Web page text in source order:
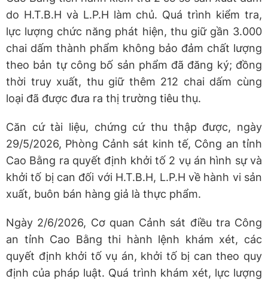
do H.T.B.H và L.P.H làm chủ. Quá trình kiểm tra,
lực lượng chức năng phát hiện, thu giữ gần 3.000
chai dấm thành phẩm không bảo đảm chất lượng
theo bản tự công bố sản phẩm đã đăng ký; đồng
thời truy xuất, thu giữ thêm 212 chai dấm cùng
loại đã được đưa ra thị trường tiêu thụ.
Căn cứ tài liệu, chứng cứ thu thập được, ngày
29/5/2026, Phòng Cảnh sát kinh tế, Công an tỉnh
Cao Bằng ra quyết định khởi tố 2 vụ án hình sự và
khởi tố bị can đối với H.T.B.H, L.P.H về hành vi sản
xuất, buôn bán hàng giả là thực phẩm.
Ngày 2/6/2026, Cơ quan Cảnh sát điều tra Công
an tỉnh Cao Bằng thi hành lệnh khám xét, các
quyết định khởi tố vụ án, khởi tố bị can theo quy
định của pháp luật. Quá trình khám xét, lực lượng